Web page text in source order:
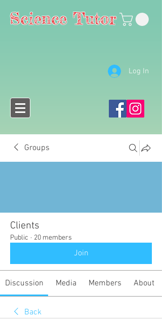
Science Tutor
Log In
Groups
Clients
Public · 20 members
Join
Discussion Media Members About
Back